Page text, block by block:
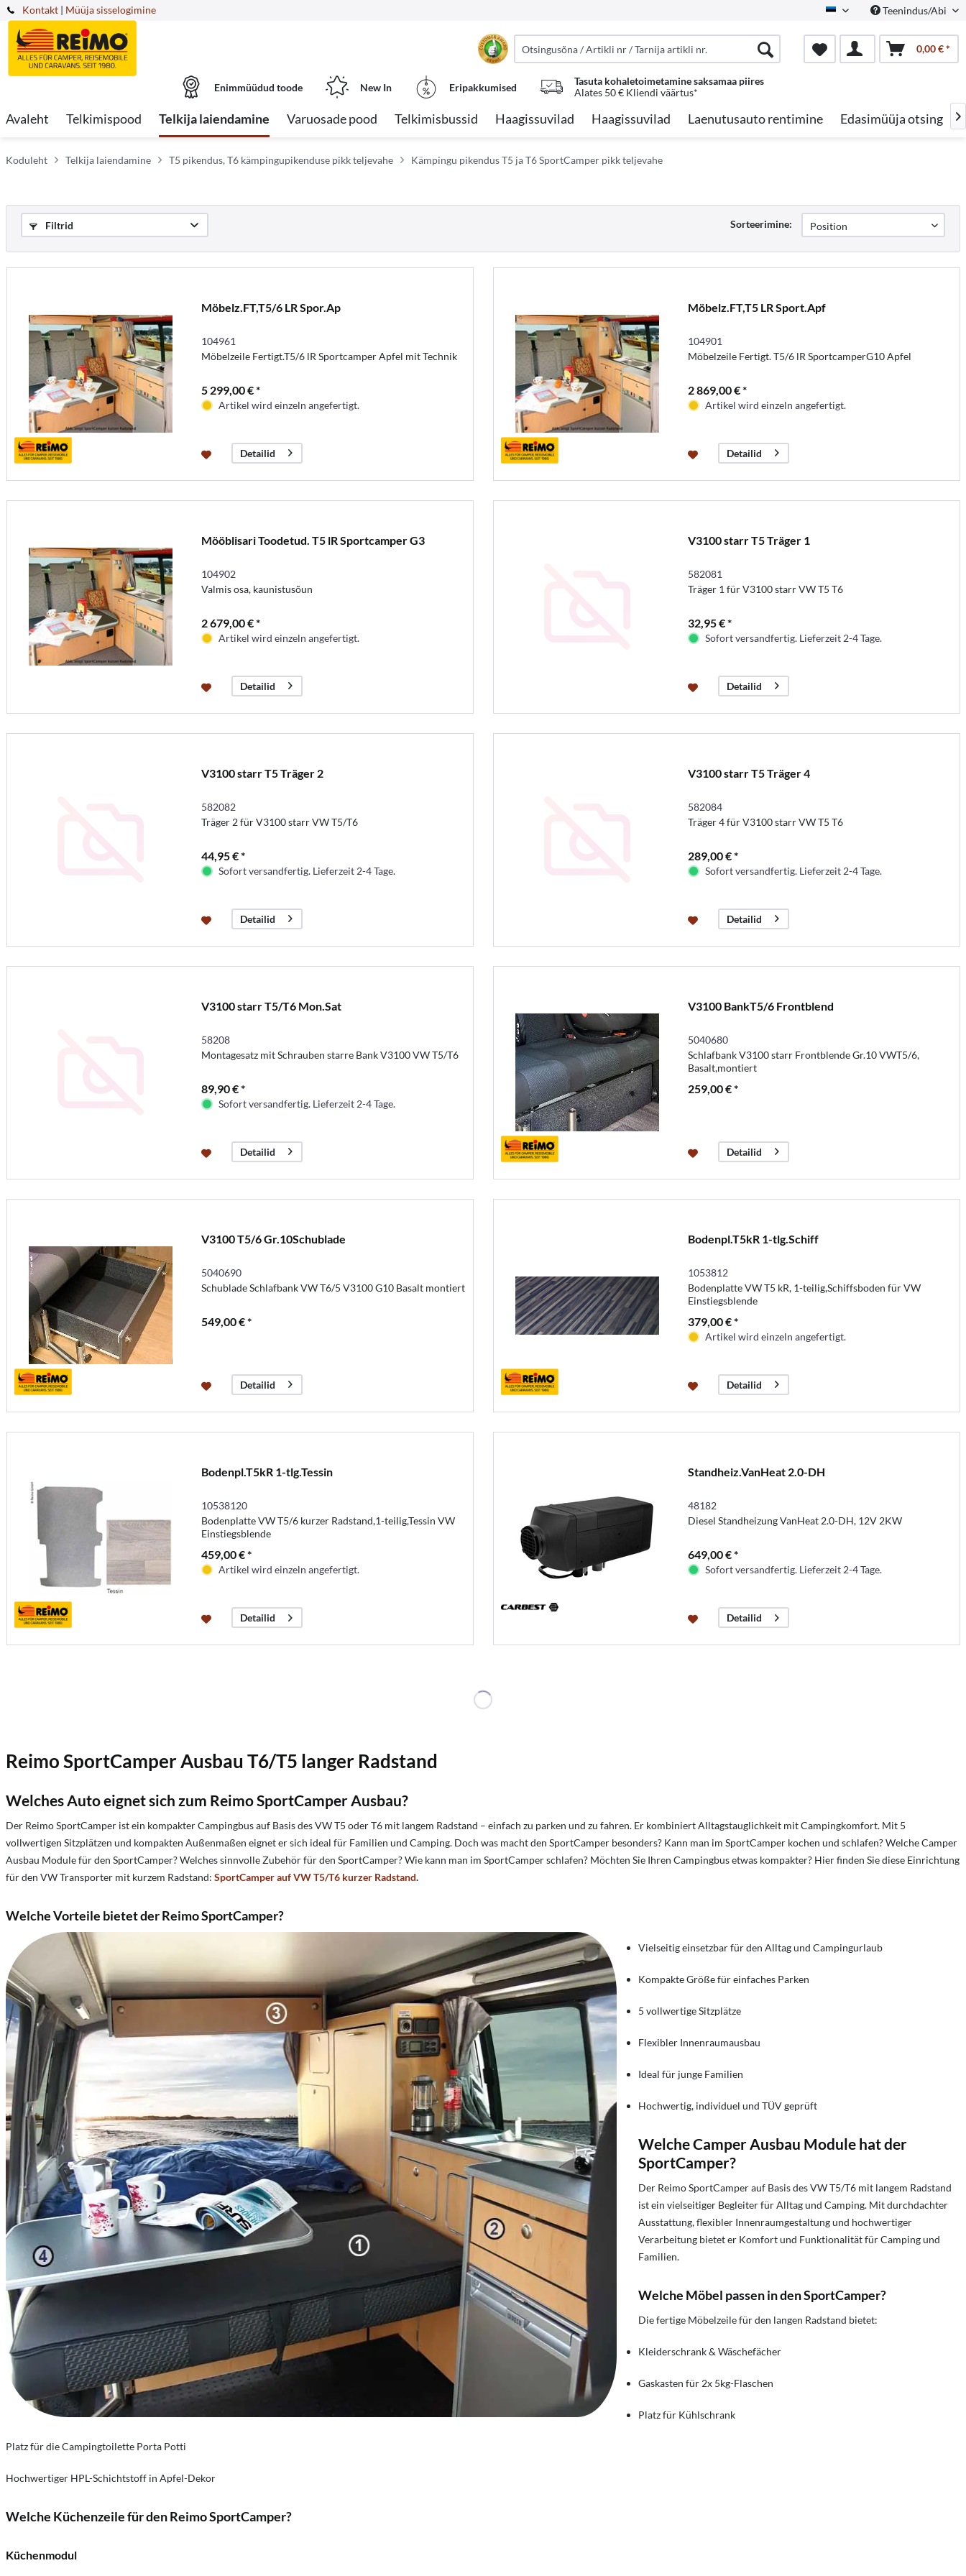
Kontakt Estonian Teenindus/Abi
| Müüja sisselogimine
0,00 € *
Enimmüüdud toode New In Eripakkumised
Tasuta kohaletoimetamine saksamaa piires
Alates 50 € Kliendi väärtus*
Avaleht Telkimispood Telkija laiendamine Varuosade pood Telkimisbussid Haagissuvilad Haagissuvilad Laenutusauto rentimine Edasimüüja otsing 
Koduleht Telkija laiendamine T5 pikendus, T6 kämpingupikenduse pikk teljevahe Kämpingu pikendus T5 ja T6 SportCamper pikk teljevahe
Filtrid Sorteerimine:
Möbelz.FT,T5/6 LR Spor.Ap
104961
Möbelzeile Fertigt.T5/6 lR Sportcamper Apfel mit Technik
5 299,00 € *
Artikel wird einzeln angefertigt.
Detailid
Möbelz.FT,T5 LR Sport.Apf
104901
Möbelzeile Fertigt. T5/6 lR SportcamperG10 Apfel
2 869,00 € *
Artikel wird einzeln angefertigt.
Detailid
Mööblisari Toodetud. T5 lR Sportcamper G3
104902
Valmis osa, kaunistusõun
2 679,00 € *
Artikel wird einzeln angefertigt.
Detailid
V3100 starr T5 Träger 1
582081
Träger 1 für V3100 starr VW T5 T6
32,95 € *
Sofort versandfertig. Lieferzeit 2-4 Tage.
Detailid
V3100 starr T5 Träger 2
582082
Träger 2 für V3100 starr VW T5/T6
44,95 € *
Sofort versandfertig. Lieferzeit 2-4 Tage.
Detailid
V3100 starr T5 Träger 4
582084
Träger 4 für V3100 starr VW T5 T6
289,00 € *
Sofort versandfertig. Lieferzeit 2-4 Tage.
Detailid
V3100 starr T5/T6 Mon.Sat
58208
Montagesatz mit Schrauben starre Bank V3100 VW T5/T6
89,90 € *
Sofort versandfertig. Lieferzeit 2-4 Tage.
Detailid
V3100 BankT5/6 Frontblend
5040680
Schlafbank V3100 starr Frontblende Gr.10 VWT5/6,
Basalt,montiert
259,00 € *
Detailid
V3100 T5/6 Gr.10Schublade
5040690
Schublade Schlafbank VW T6/5 V3100 G10 Basalt montiert
549,00 € *
Detailid
Bodenpl.T5kR 1-tlg.Schiff
1053812
Bodenplatte VW T5 kR, 1-teilig,Schiffsboden für VW
Einstiegsblende
379,00 € *
Artikel wird einzeln angefertigt.
Detailid
Bodenpl.T5kR 1-tlg.Tessin
10538120
Bodenplatte VW T5/6 kurzer Radstand,1-teilig,Tessin VW
Einstiegsblende
459,00 € *
Artikel wird einzeln angefertigt.
Detailid
Standheiz.VanHeat 2.0-DH
48182
Diesel Standheizung VanHeat 2.0-DH, 12V 2KW
649,00 € *
Sofort versandfertig. Lieferzeit 2-4 Tage.
Detailid
Reimo SportCamper Ausbau T6/T5 langer Radstand
Welches Auto eignet sich zum Reimo SportCamper Ausbau?
Der Reimo SportCamper ist ein kompakter Campingbus auf Basis des VW T5 oder T6 mit langem Radstand – einfach zu parken und zu fahren. Er kombiniert Alltagstauglichkeit mit Campingkomfort. Mit 5
vollwertigen Sitzplätzen und kompakten Außenmaßen eignet er sich ideal für Familien und Camping. Doch was macht den SportCamper besonders? Kann man im SportCamper kochen und schlafen? Welche Camper
Ausbau Module für den SportCamper? Welches sinnvolle Zubehör für den SportCamper? Wie kann man im SportCamper schlafen? Möchten Sie Ihren Campingbus etwas kompakter? Hier finden Sie diese Einrichtung
für den VW Transporter mit kurzem Radstand: SportCamper auf VW T5/T6 kurzer Radstand.
Welche Vorteile bietet der Reimo SportCamper?
Vielseitig einsetzbar für den Alltag und Campingurlaub
Kompakte Größe für einfaches Parken
5 vollwertige Sitzplätze
Flexibler Innenraumausbau
Ideal für junge Familien
Hochwertig, individuel und TÜV geprüft
Welche Camper Ausbau Module hat der
SportCamper?
Der Reimo SportCamper auf Basis des VW T5/T6 mit langem Radstand
ist ein vielseitiger Begleiter für Alltag und Camping. Mit durchdachter
Ausstattung, flexibler Innenraumgestaltung und hochwertiger
Verarbeitung bietet er Komfort und Funktionalität für Camping und
Familien.
Welche Möbel passen in den SportCamper?
Die fertige Möbelzeile für den langen Radstand bietet:
Kleiderschrank & Wäschefächer
Gaskasten für 2x 5kg-Flaschen
Platz für Kühlschrank
Platz für die Campingtoilette Porta Potti
Hochwertiger HPL-Schichtstoff in Apfel-Dekor
Welche Küchenzeile für den Reimo SportCamper?
Küchenmodul